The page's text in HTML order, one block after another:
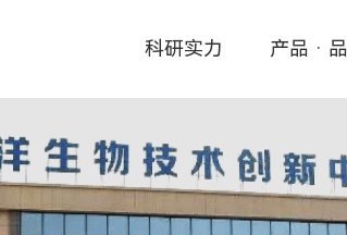
科研实力 产品 ·